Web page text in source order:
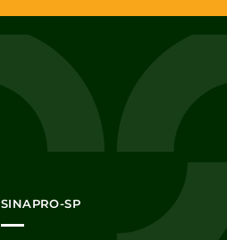
SINAPRO-SP